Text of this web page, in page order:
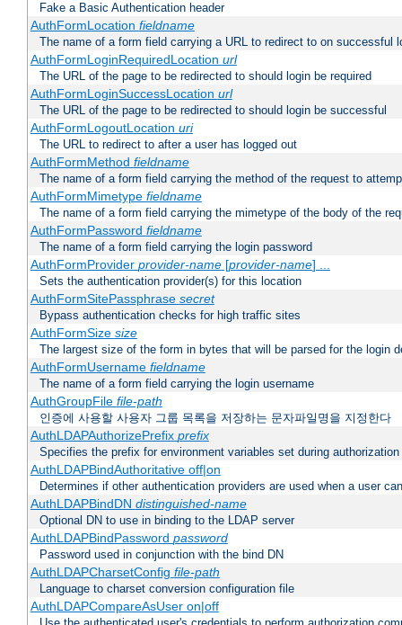
Fake a Basic Authentication header
AuthFormLocation fieldname
The name of a form field carrying a URL to redirect to on successful
AuthFormLoginRequiredLocation url
The URL of the page to be redirected to should login be required
AuthFormLoginSuccessLocation url
The URL of the page to be redirected to should login be successful
AuthFormLogoutLocation uri
The URL to redirect to after a user has logged out
AuthFormMethod fieldname
The name of a form field carrying the method of the request to
AuthFormMimetype fieldname
The name of a form field carrying the mimetype of the body of the
AuthFormPassword fieldname
The name of a form field carrying the login password
AuthFormProvider provider-name[provider-name] ...
Sets the authentication provider(s) for this location
AuthFormSitePassphrase secret
Bypass authentication checks for high traffic sites
AuthFormSize size
The largest size of the form in bytes that will be parsed for the login
AuthFormUsername fieldname
The name of a form field carrying the login username
AuthGroupFile file-path
인증에 사용할 사용자 그룹 목록을 저장하는 문자파일명을 지정한다
AuthLDAPAuthorizePrefix prefix
Specifies the prefix for environment variables set during authorization
AuthLDAPBindAuthoritative off|on
Determines if other authentication providers are used when a user
AuthLDAPBindDN distinguished-name
Optional DN to use in binding to the LDAP server
AuthLDAPBindPassword password
Password used in conjunction with the bind DN
AuthLDAPCharsetConfig file-path
Language to charset conversion configuration file
AuthLDAPCompareAsUser on|off